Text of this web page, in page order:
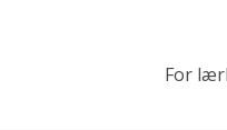
For